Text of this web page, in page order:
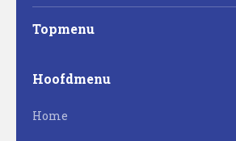
Hoofdmenu
Home
Topmenu
Bouw